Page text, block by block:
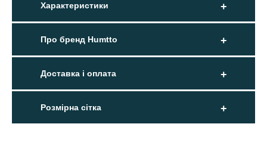
Характеристики
Про бренд Humtto
Доставка і оплата
Розмірна сітка